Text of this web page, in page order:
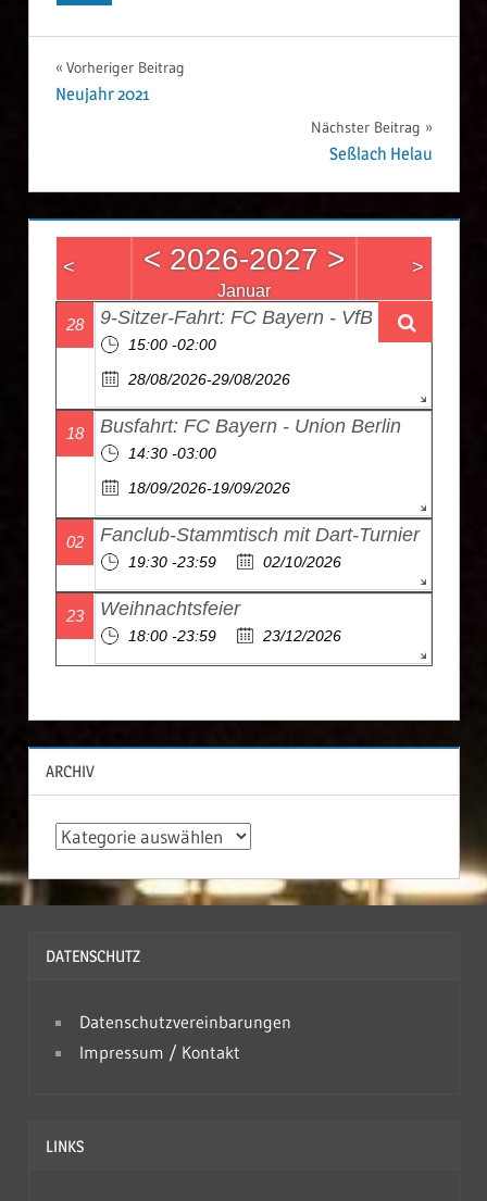
Beitrags-
Vorheriger Beitrag
Neujahr 2021
Nächster Beitrag
Seßlach Helau
< <2026-2027 >
Januar
>
28 9-Sitzer-Fahrt: FC Bayern - VfB Stuttgart
15:00 -02:00
28/08/2026-29/08/2026
18 Busfahrt: FC Bayern - Union Berlin
14:30 -03:00
18/09/2026-19/09/2026
02 Fanclub-Stammtisch mit Dart-Turnier
19:30 -23:59 02/10/2026
23 Weihnachtsfeier
18:00 -23:59 23/12/2026
ARCHIV
A
i
DATENSCHUTZ
Datenschutzvereinbarungen
Impressum / Kontakt
LINKS